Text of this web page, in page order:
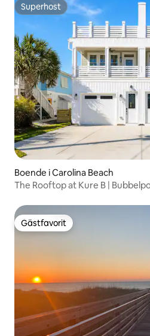
Superhost
Superhost
Boende i Carolina Beach
The Rooftop at Kure B |
Gästfavorit
Gästfavorit